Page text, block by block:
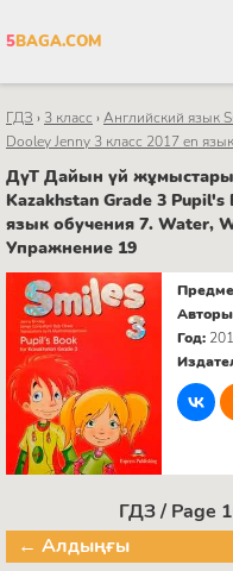
5BAGA.COM
ГДЗ › 3 класс ›Английский язык
Dooley Jenny 3 класс 2017 en
ДүТ Дайын үй
Kazakhstan Grade 3 Pupil's
язык обучения 7. Water,
Упражнение 19
Год:
ГДЗ / Page
← Алдыңғы